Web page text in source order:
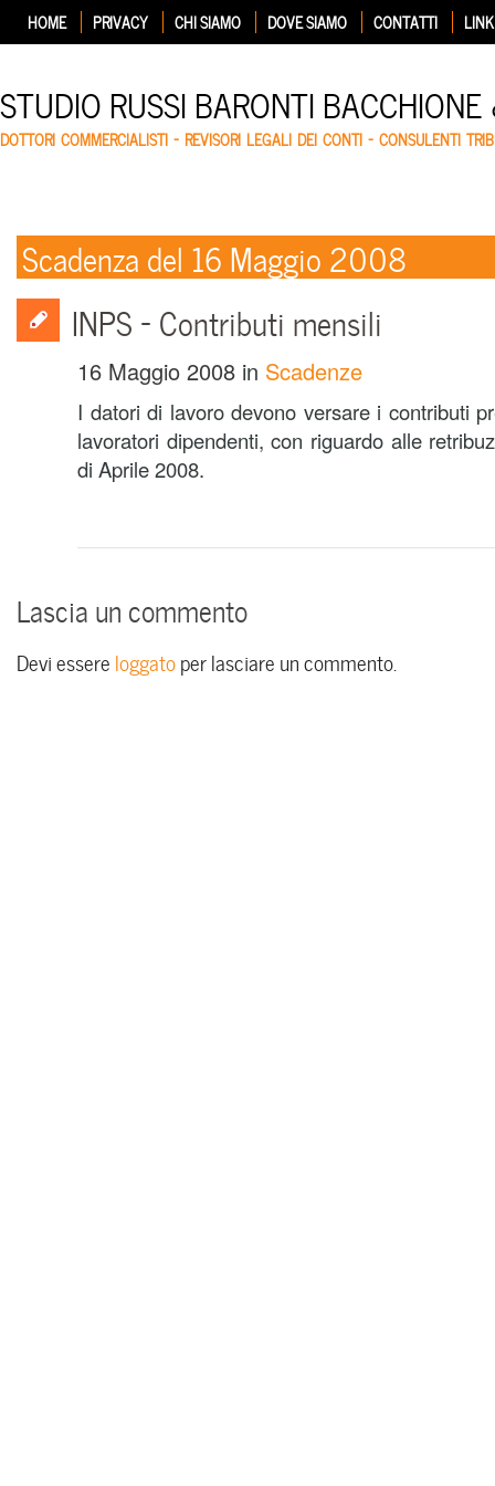
HOME PRIVACY CHI SIAMO DOVE SIAMO CONTATTI LINK
STUDIO RUSSI BARONTI
DOTTORI COMMERCIALISTI – REVISORI LEGALI DEI CONTI – CONSULENTI
Scadenza del 16 Maggio 2008
INPS – Contributi mensili
16 Maggio 2008 in Scadenze
I datori di lavoro devono versare i contributi
lavoratori dipendenti, con riguardo alle
di Aprile 2008.
Lascia un commento
Devi essere loggatoper lasciare un commento.